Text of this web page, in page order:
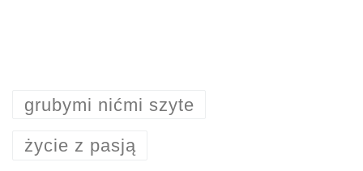
grubymi nićmi szyte
życie z pasją